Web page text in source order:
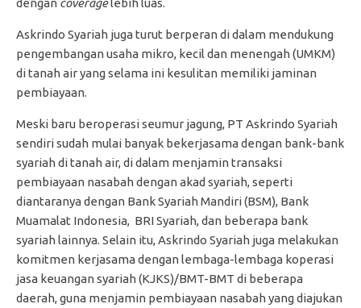
dengan coveragelebih luas.
Askrindo Syariah juga turut berperan di dalam mendukung
pengembangan usaha mikro, kecil dan menengah (UMKM)
di tanah air yang selama ini kesulitan memiliki jaminan
pembiayaan.
Meski baru beroperasi seumur jagung, PT Askrindo Syariah
sendiri sudah mulai banyak bekerjasama dengan bank-bank
syariah di tanah air, di dalam menjamin transaksi
pembiayaan nasabah dengan akad syariah, seperti
diantaranya dengan Bank Syariah Mandiri (BSM), Bank
Muamalat Indonesia, BRI Syariah, dan beberapa bank
syariah lainnya. Selain itu, Askrindo Syariah juga melakukan
komitmen kerjasama dengan lembaga-lembaga koperasi
jasa keuangan syariah (KJKS)/BMT-BMT di beberapa
daerah, guna menjamin pembiayaan nasabah yang diajukan